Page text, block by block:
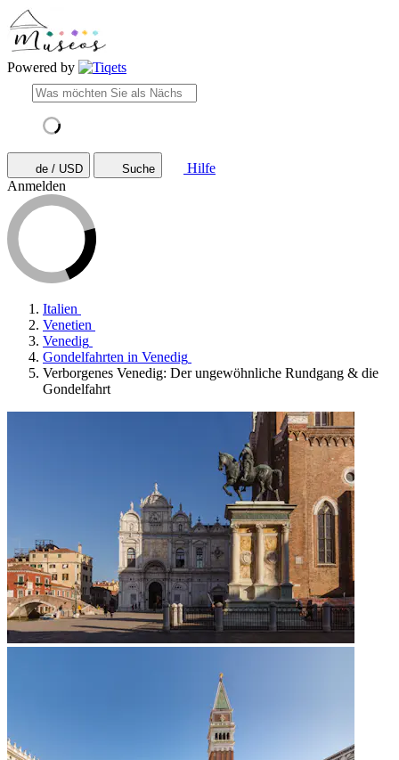
Powered by
de / USD Suche
Hilfe
Anmelden
Italien
Venetien
Venedig
Gondelfahrten in Venedig
Verborgenes Venedig: Der ungewöhnliche Rundgang & die
Gondelfahrt